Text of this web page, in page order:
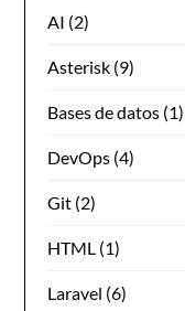
AI (2)
Asterisk (9)
Bases de datos (1)
DevOps (4)
Git (2)
HTML (1)
Laravel (6)